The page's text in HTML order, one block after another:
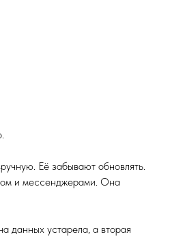
Её забывают обновлять.
и мессенджерами. Она
данных устарела, а вторая